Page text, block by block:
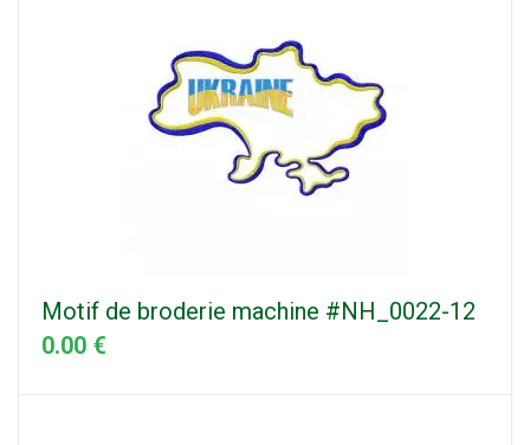
Motif de broderie machine #NH_0022-12
0.00 €